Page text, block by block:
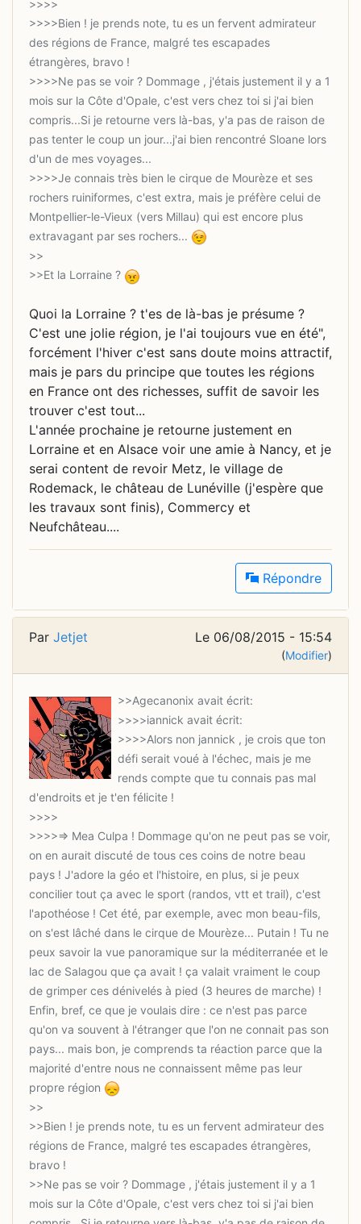
>>>>Bien ! je prends note, tu es un fervent admirateur
des régions de France, malgré tes escapades
>>>>Ne pas se voir ? Dommage , j'étais justement il y a 1
mois sur la Côte d'Opale, c'est vers chez toi si j'ai bien
compris...Si je retourne vers là-bas, y'a pas de raison de
pas tenter le coup un jour...j'ai bien rencontré Sloane lors
>>>>Je connais très bien le cirque de Mourèze et ses
rochers ruiniformes, c'est extra, mais je préfère celui de
Montpellier-le-Vieux (vers Millau) qui est encore plus
extravagant par ses rochers...
>>Et la Lorraine ?
Quoi la Lorraine ? t'es de là-bas je présume ?
C'est une jolie région, je l'ai toujours vue en été",
forcément l'hiver c'est sans doute moins attractif,
mais je pars du principe que toutes les régions
en France ont des richesses, suffit de savoir les
trouver c'est tout...
L'année prochaine je retourne justement en
Lorraine et en Alsace voir une amie à Nancy, et je
serai content de revoir Metz, le village de
Rodemack, le château de Lunéville (j'espère que
les travaux sont finis), Commercy et
Neufchâteau....
Répondre
Par Jetjet Le 06/08/2015 - 15:54
(Modifier)
>>>>Alors non jannick , je crois que ton
défi serait voué à l'échec, mais je me
rends compte que tu connais pas mal
>>>>=> Mea Culpa ! Dommage qu'on ne peut pas se voir,
on en aurait discuté de tous ces coins de notre beau
pays ! J'adore la géo et l'histoire, en plus, si je peux
concilier tout ça avec le sport (randos, vtt et trail), c'est
l'apothéose ! Cet été, par exemple, avec mon beau-fils,
on s'est lâché dans le cirque de Mourèze... Putain ! Tu ne
peux savoir la vue panoramique sur la méditerranée et le
lac de Salagou que ça avait ! ça valait vraiment le coup
de grimper ces dénivelés à pied (3 heures de marche) !
Enfin, bref, ce que je voulais dire : ce n'est pas parce
qu'on va souvent à l'étranger que l'on ne connait pas son
pays... mais bon, je comprends ta réaction parce que la
majorité d'entre nous ne connaissent même pas leur
propre région
>>Bien ! je prends note, tu es un fervent admirateur des
régions de France, malgré tes escapades étrangères,
>>Ne pas se voir ? Dommage , j'étais justement il y a 1
mois sur la Côte d'Opale, c'est vers chez toi si j'ai bien